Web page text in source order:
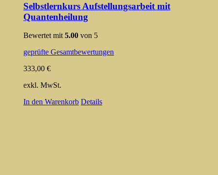
Selbstlernkurs Aufstellungsarbeit mit
Quantenheilung
Bewertet mit5.00 von 5
geprüfte Gesamtbewertungen
333,00 €
exkl. MwSt.
In den Warenkorb Details